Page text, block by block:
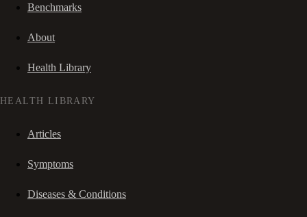
Benchmarks
About
Health Library
HEALTH LIBRARY
Articles
Symptoms
Diseases & Conditions